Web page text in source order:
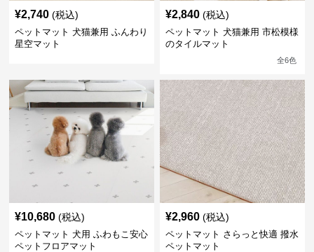
¥2,740 (税込)
ペットマット 犬猫兼用 ふんわり
星空マット
¥2,840 (税込)
ペットマット 犬猫兼用 市松模様
のタイルマット
全6色
¥10,680 (税込)
ペットマット 犬用 ふわもこ安心
ペットフロアマット
¥2,960 (税込)
ペットマット さらっと快適 撥水
ペットマット